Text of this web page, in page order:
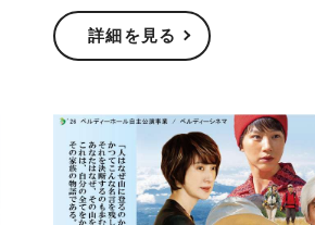
詳細を見る